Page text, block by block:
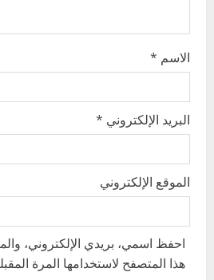
الاسم *
البريد الإلكتروني *
الموقع الإلكتروني
احفظ اسمي، بريدي الإلكتروني،
هذا المتصفح لاستخدامها المرة